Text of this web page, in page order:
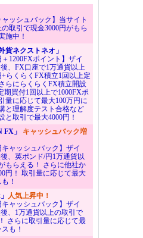
ャッシュバック】当サイト
取引で現金3000円がもら
施中！
貨ネクストネオ」
＋1200FXポイント】ザイ
、FX口座で1万通貨以上
+らくらくFX積立1回以上定
らにらくらくFX積立開設
期買付1回以上で1000FXポ
量に応じて最大100万円に
と理解度テスト合格など
と取引で最大4000円！
FX」 キャッシュバック増
キャッシュバック】ザイ
、英ポンド/円1万通貨以
もらえる！ さらに他社か
円！ 取引量に応じて最大
！
人気上昇中！
キャッシュバック】ザイ
、1万通貨以上の取引で
さらに取引量に応じて最
も！